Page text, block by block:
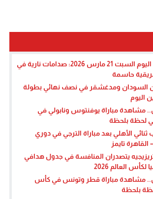
جدول مباريات اليوم السبت 21 مارس 2026: صدامات نارية في
حاسمة
السودان ومدغشقر في نصف نهائي بطولة
اليوم
مشاهدة مباراة يوفنتوس ونابولي في
لحظة بلحظة
ثنائي الأهلي بعد مباراة الترجي في دوري
القاهرة تايمز
يتصدران المنافسة في جدول هدافي
العالم 2026
مشاهدة مباراة قطر وتونس في كأس